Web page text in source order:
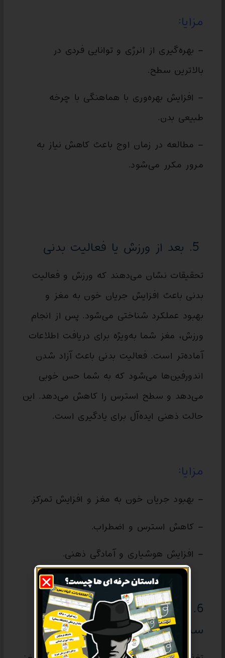
مزایا:
– بهره‌گیری از انرژی و توانایی فردی در
بالاترین سطح.
– افزایش بهره‌وری با هماهنگی با چرخه
طبیعی بدن.
– مطالعه در زمان اوج باعث کاهش نیاز به
مرور مکرر می‌شود.
تحقیقات نشان می‌دهند که ورزش و فعالیت
بدنی باعث افزایش جریان خون به مغز و
بهبود عملکرد شناختی می‌شود. پس از انجام
ورزش، مغز شما به‌ویژه برای دریافت اطلاعات
آماده‌تر است. فعالیت بدنی باعث آزاد شدن
اندورفین‌ها می‌شود که به شما حس خوبی
می‌دهد و سطح استرس را کاهش می‌دهد. این
حالت ذهنی ایده‌آل برای یادگیری است.
مزایا:
– بهبود جریان خون به مغز و افزایش تمرکز.
– کاهش استرس و اضطراب.
– افزایش هوشیاری و آمادگی ذهنی.
6. بعد از خوردن یک وعده غذایی
سبک و مغذی